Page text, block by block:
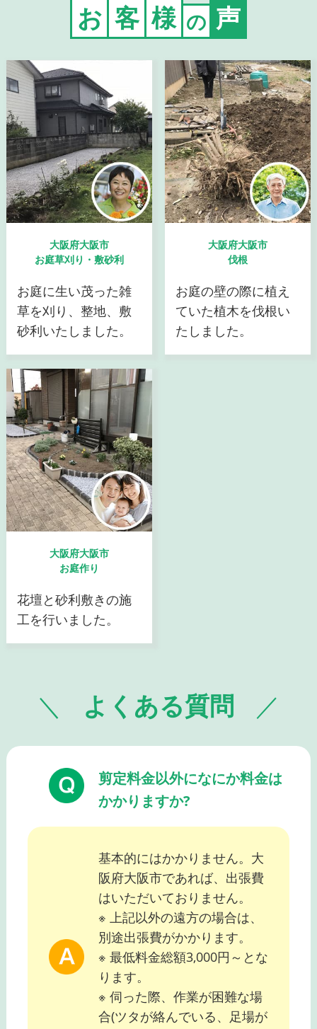
お 客 様 の 声
大阪府大阪市
お庭草刈り・敷砂利
お庭に生い茂った雑
草を刈り、整地、敷
砂利いたしました。
大阪府大阪市
伐根
お庭の壁の際に植え
ていた植木を伐根い
たしました。
大阪府大阪市
お庭作り
花壇と砂利敷きの施
工を行いました。
よくある質問
剪定料金以外になにか料金は
かかりますか?
基本的にはかかりません。大
阪府大阪市であれば、出張費
はいただいておりません。
※ 上記以外の遠方の場合は、
別途出張費がかかります。
※ 最低料金総額3,000円～とな
ります。
※ 伺った際、作業が困難な場
合(ツタが絡んでいる、足場が